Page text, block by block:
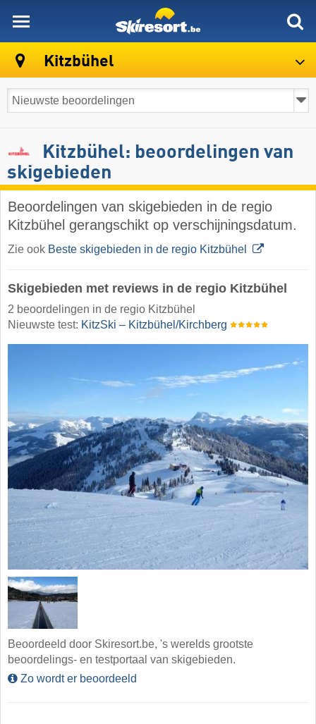
Kitzbühel
Kitzbühel: beoordelingen van
skigebieden
Beoordelingen van skigebieden in de regio
Kitzbühel gerangschikt op verschijningsdatum.
Zie ook Beste skigebieden in de regio Kitzbühel
Skigebieden met reviews in de regio Kitzbühel
2 beoordelingen in de regio Kitzbühel
Nieuwste test: KitzSki – Kitzbühel/​Kirchberg
Beoordeeld door Skiresort.be, 's werelds grootste
beoordelings- en testportaal van skigebieden.
Zo wordt er beoordeeld